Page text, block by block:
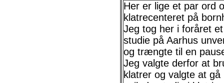
Her er lige et par ord
klatrecenteret på
Jeg tog her i foråret
studie på Aarhus
og trængte til en
Jeg valgte derfor at
klatrer og valgte at